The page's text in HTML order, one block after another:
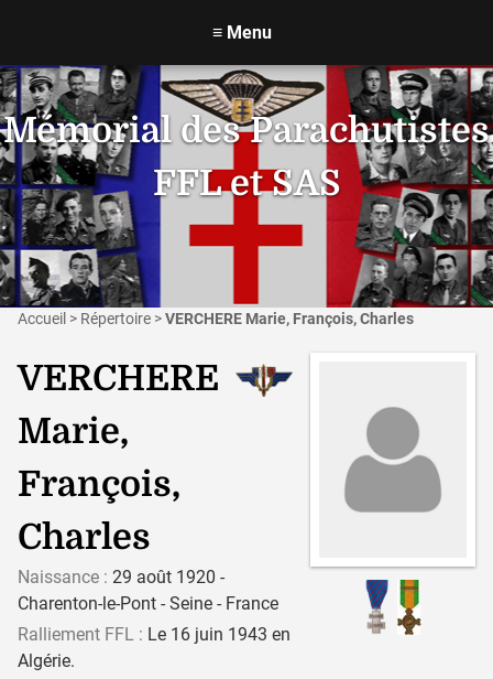
Mémorial des Parachutistes
FFL et SAS
≡ Menu
Accueil > Répertoire >VERCHERE Marie, François, Charles
VERCHERE
Marie,
François,
Charles
Naissance : 29 août 1920 -
Charenton-le-Pont - Seine - France
Ralliement FFL : Le 16 juin 1943 en
Algérie.